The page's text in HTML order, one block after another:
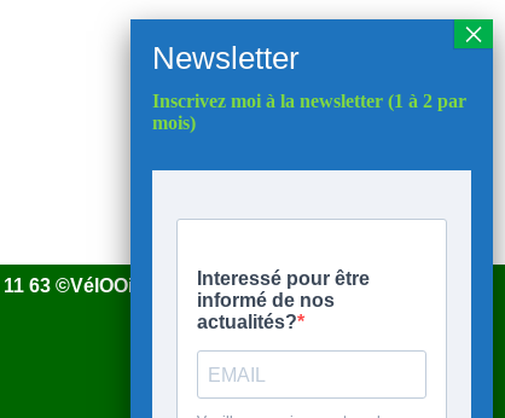
63 ©VélOOise 2025
Inscrivez moi à la newsletter (1 à 2 par
mois)